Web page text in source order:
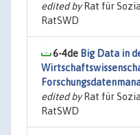
edited byRat für
RatSWD
6-4de Big Data in
edited byRat für
RatSWD